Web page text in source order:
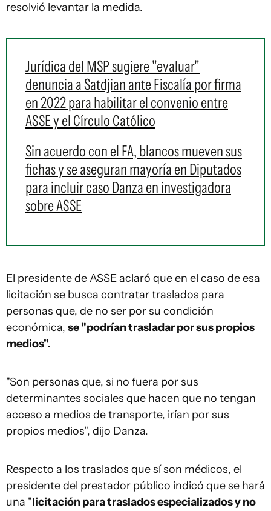
resolvió levantar la medida.
Jurídica del MSP sugiere "evaluar"
denuncia a Satdjian ante Fiscalía por firma
en 2022 para habilitar el convenio entre
ASSE y el Círculo Católico
Sin acuerdo con el FA, blancos mueven sus
fichas y se aseguran mayoría en Diputados
para incluir caso Danza en investigadora
sobre ASSE
El presidente de ASSE aclaró que en el caso de esa
licitación se busca contratar traslados para
personas que, de no ser por su condición
económica, se "podrían trasladar por sus propios
medios".
"Son personas que, si no fuera por sus
determinantes sociales que hacen que no tengan
acceso a medios de transporte, irían por sus
propios medios", dijo Danza.
Respecto a los traslados que sí son médicos, el
presidente del prestador público indicó que se hará
una "licitación para traslados especializados y no